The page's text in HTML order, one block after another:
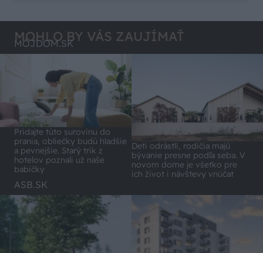
MOHLO BY VÁS ZAUJÍMAŤ
MÔJDOM.SK
Pridajte túto surovinu do
prania, obliečky budú hladšie
a pevnejšie. Starý trik z
hotelov poznali už naše
babičky
Deti odrástli, rodičia majú
bývanie presne podľa seba. V
novom dome je všetko pre
ich život i návštevy vnúčat
ASB.SK